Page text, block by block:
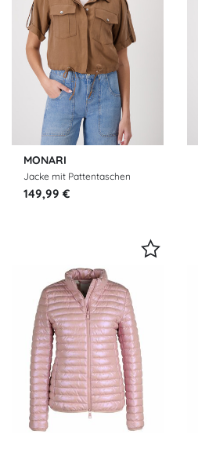
MONARI
Jacke mit Pattentaschen
149,99 €